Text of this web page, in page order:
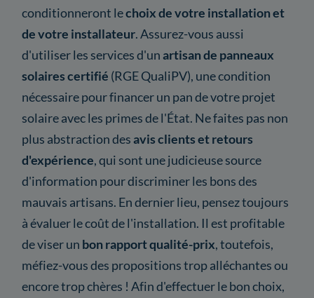
conditionneront lechoix de votre installation et
de votre installateur. Assurez-vous aussi
d'utiliser les services d'unartisan de panneaux
solaires certifié (RGE QualiPV), une condition
nécessaire pour financer un pan de votre projet
solaire avec les primes de l'État. Ne faites pas non
plus abstraction desavis clients et retours
d'expérience, qui sont une judicieuse source
d'information pour discriminer les bons des
mauvais artisans. En dernier lieu, pensez toujours
à évaluer le coût de l'installation. Il est profitable
de viser un bon rapport qualité-prix, toutefois,
méfiez-vous des propositions trop alléchantes ou
encore trop chères ! Afin d'effectuer le bon choix,